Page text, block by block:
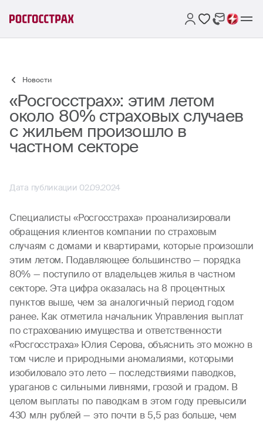
Новости
«Росгосстрах»: этим летом
около 80% страховых случаев
с жильем произошло в
частном секторе
Дата публикации 02.09.2024
Специалисты «Росгосстраха» проанализировали
обращения клиентов компании по страховым
случаям с домами и квартирами, которые произошли
этим летом. Подавляющее большинство — порядка
80% — поступило от владельцев жилья в частном
секторе. Эта цифра оказалась на 8 процентных
пунктов выше, чем за аналогичный период годом
ранее. Как отметила начальник Управления выплат
по страхованию имущества и ответственности
«Росгосстраха» Юлия Серова, объяснить это можно в
том числе и природными аномалиями, которыми
изобиловало это лето — последствиями паводков,
ураганов с сильными ливнями, грозой и градом. В
целом выплаты по паводкам в этом году превысили
430 млн рублей — это почти в 5,5 раз больше, чем